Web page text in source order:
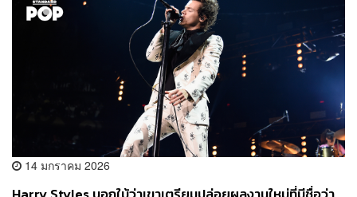
14 มกราคม 2026